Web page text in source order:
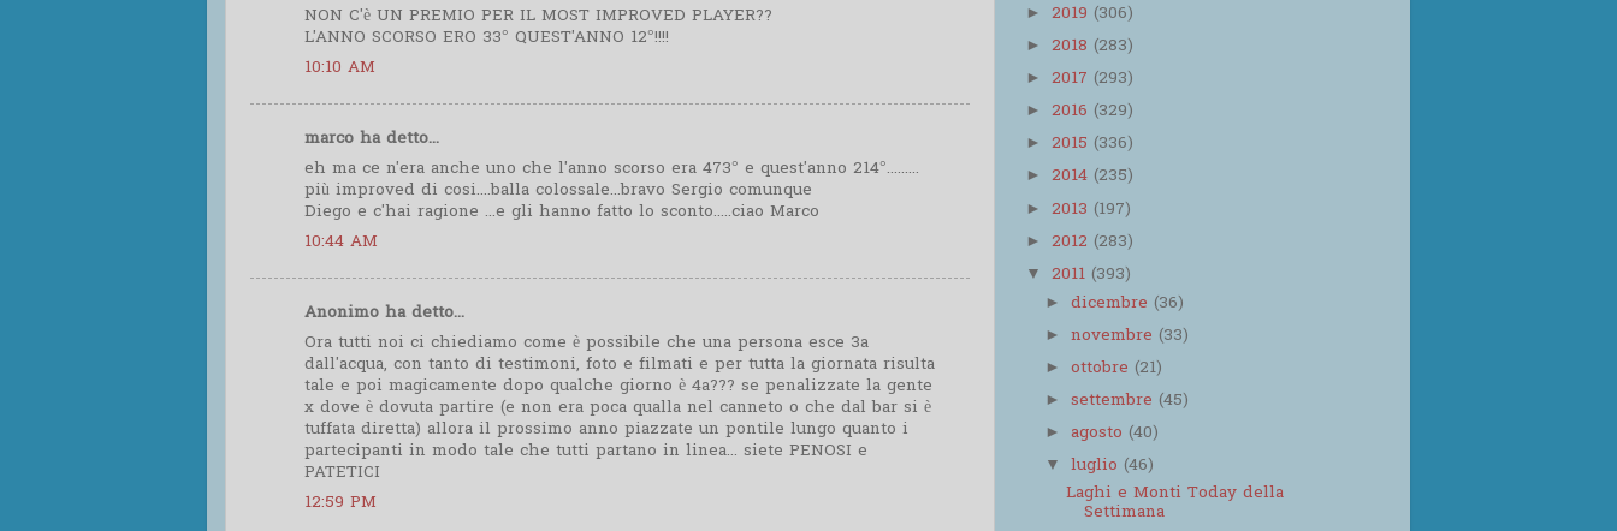
NON C'è UN PREMIO PER IL MOST IMPROVED PLAYER??
L'ANNO SCORSO ERO 33° QUEST'ANNO 12°!!!!
10:10 AM
marco ha detto...
eh ma ce n'era anche uno che l'anno scorso era 473° e quest'anno 214°.........
più improved di cosi....balla colossale...bravo Sergio comunque
Diego e c'hai ragione ...e gli hanno fatto lo sconto.....ciao Marco
10:44 AM
Anonimo ha detto...
Ora tutti noi ci chiediamo come è possibile che una persona esce 3a
dall'acqua, con tanto di testimoni, foto e filmati e per tutta la giornata risulta
tale e poi magicamente dopo qualche giorno è 4a??? se penalizzate la gente
x dove è dovuta partire (e non era poca qualla nel canneto o che dal bar si è
tuffata diretta) allora il prossimo anno piazzate un pontile lungo quanto i
partecipanti in modo tale che tutti partano in linea... siete PENOSI e
PATETICI
12:59 PM
► 2019 (306)
► 2018 (283)
► 2017 (293)
► 2016 (329)
► 2015 (336)
► 2014 (235)
► 2013 (197)
► 2012 (283)
▼ 2011 (393)
►dicembre (36)
►novembre (33)
►ottobre (21)
►settembre (45)
► agosto (40)
▼luglio (46)
Laghi e Monti Today della
Settimana